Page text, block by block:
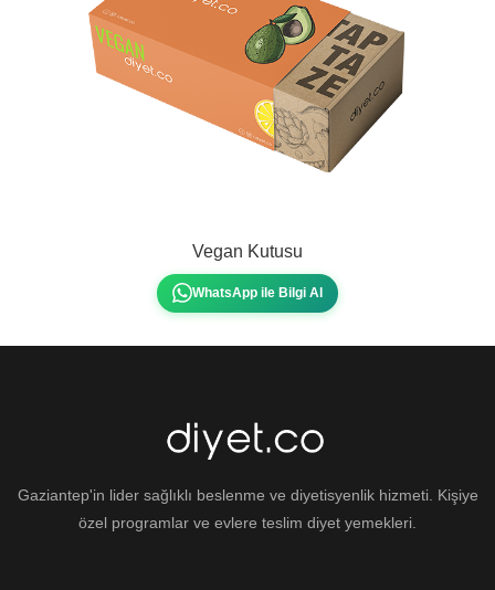
Vegan Kutusu
WhatsApp ile Bilgi Al
Gaziantep'in lider sağlıklı beslenme ve diyetisyenlik hizmeti. Kişiye
özel programlar ve evlere teslim diyet yemekleri.